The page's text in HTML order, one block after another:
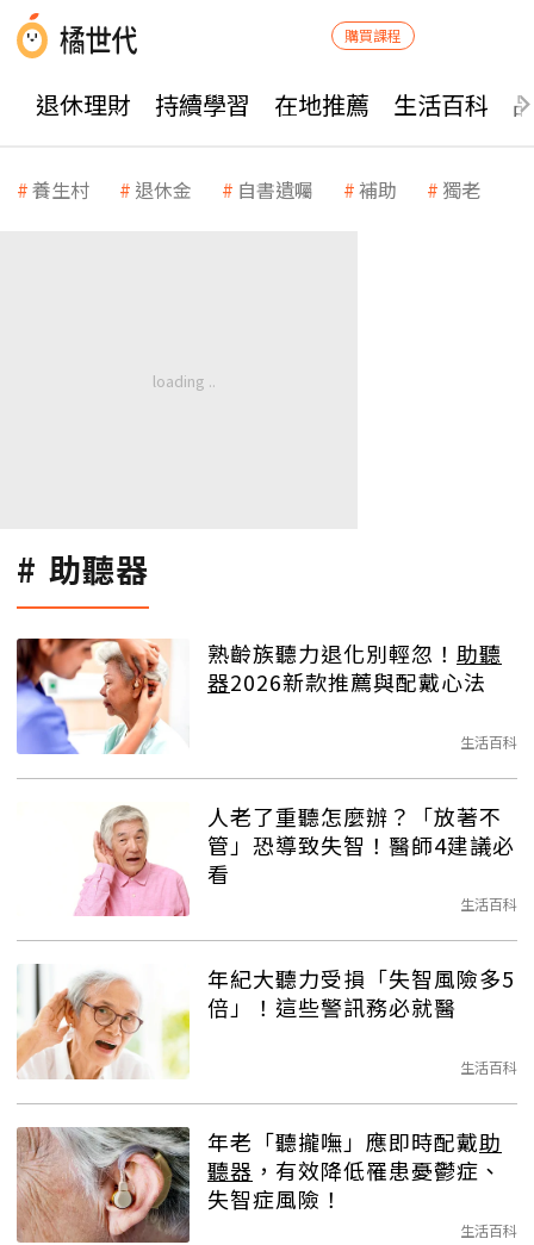
購買課程
退休理財 持續學習 在地推薦 生活百科
養生村 退休金 自書遺囑 補助 獨老
助聽器
熟齡族聽力退化別輕忽！ 助聽
器2026新款推薦與配戴心法
生活百科
人老了重聽怎麼辦？「放著不
管」恐導致失智！醫師4建議必
看
生活百科
年紀大聽力受損「失智風險多5
倍」！這些警訊務必就醫
生活百科
年老「聽攏嘸」應即時配戴助
聽器 ，有效降低罹患憂鬱症、
失智症風險！
生活百科